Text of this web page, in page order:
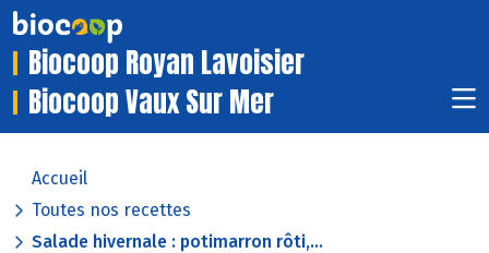
Biocoop Royan Lavoisier
Biocoop Vaux Sur Mer
Accueil
Toutes nos recettes
Salade hivernale : potimarron rôti,...